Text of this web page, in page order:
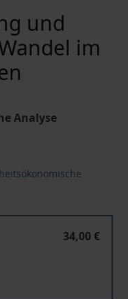
und
im
Analyse
34,00 €